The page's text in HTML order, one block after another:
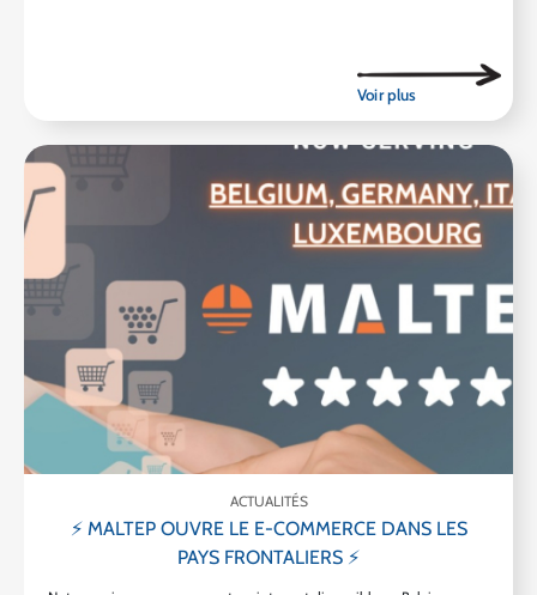
ACTUALITÉS
⚡ MALTEP OUVRE LE E-COMMERCE DANS LES
PAYS FRONTALIERS ⚡